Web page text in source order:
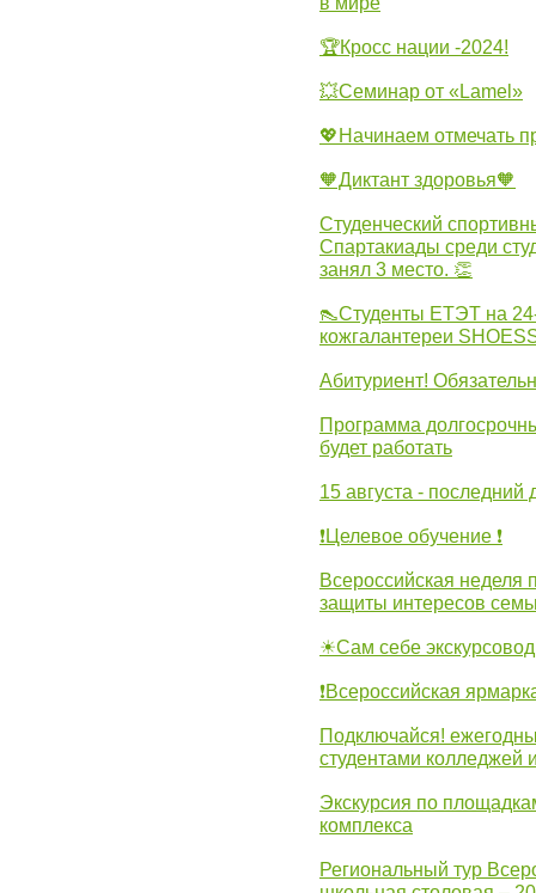
🏆Кросс нации -2024!
💥Семинар от «Lamel»
💖Начинаем отмечать
🧡Диктант здоровья🧡
Студенческий
Спартакиады среди
занял 3 место. 👏
👠Студенты ЕТЭТ на
кожгалантереи
Абитуриент!
Программа
будет работать
15 августа - последний
❗Целевое обучение ❗
Всероссийская
защиты интересов
☀Сам себе экскурсовод
❗Всероссийская
Подключайся!
студентами колледжей
Экскурсия по
комплекса
Региональный тур